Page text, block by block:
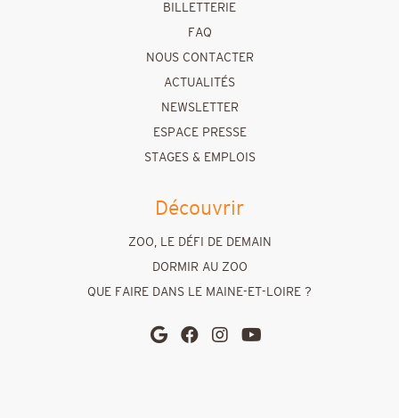
BILLETTERIE
FAQ
NOUS CONTACTER
ACTUALITÉS
NEWSLETTER
ESPACE PRESSE
STAGES & EMPLOIS
Découvrir
ZOO, LE DÉFI DE DEMAIN
DORMIR AU ZOO
QUE FAIRE DANS LE MAINE-ET-LOIRE ?